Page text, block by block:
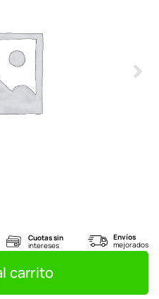
Cuotas sin
intereses
Envíos
mejorados
carrito